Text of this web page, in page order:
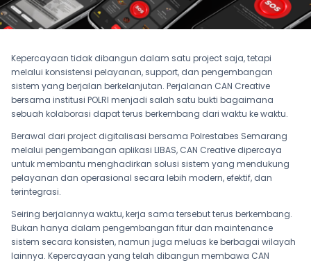
Kepercayaan tidak dibangun dalam satu project saja, tetapi
melalui konsistensi pelayanan, support, dan pengembangan
sistem yang berjalan berkelanjutan. Perjalanan CAN Creative
bersama institusi POLRI menjadi salah satu bukti bagaimana
sebuah kolaborasi dapat terus berkembang dari waktu ke waktu.
Berawal dari project digitalisasi bersama Polrestabes Semarang
melalui pengembangan aplikasi LIBAS, CAN Creative dipercaya
untuk membantu menghadirkan solusi sistem yang mendukung
pelayanan dan operasional secara lebih modern, efektif, dan
terintegrasi.
Seiring berjalannya waktu, kerja sama tersebut terus berkembang.
Bukan hanya dalam pengembangan fitur dan maintenance
sistem secara konsisten, namun juga meluas ke berbagai wilayah
lainnya. Kepercayaan yang telah dibangun membawa CAN